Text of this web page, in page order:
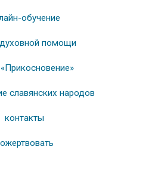
обучение
помощи
славянских народов
контакты